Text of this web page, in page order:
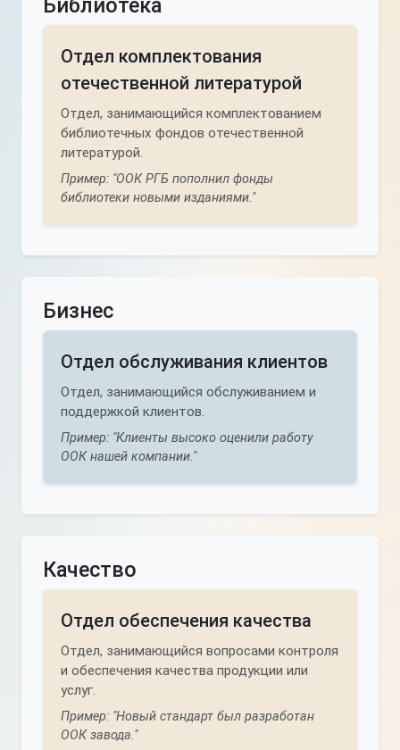
Библиотека
Отдел комплектования
отечественной литературой
Отдел, занимающийся комплектованием
библиотечных фондов отечественной
литературой.
Пример: "ООК РГБ пополнил фонды
библиотеки новыми изданиями."
Бизнес
Отдел обслуживания клиентов
Отдел, занимающийся обслуживанием и
поддержкой клиентов.
Пример: "Клиенты высоко оценили работу
ООК нашей компании."
Качество
Отдел обеспечения качества
Отдел, занимающийся вопросами контроля
и обеспечения качества продукции или
услуг.
Пример: "Новый стандарт был разработан
ООК завода."